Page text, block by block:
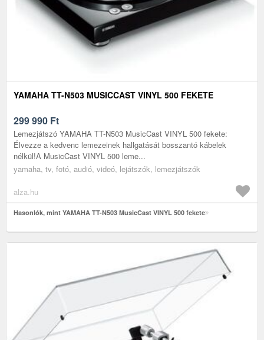
YAMAHA TT-N503 MUSICCAST VINYL 500 FEKETE
299 990 Ft
Lemezjátszó YAMAHA TT-N503 MusicCast VINYL 500 fekete:
Élvezze a kedvenc lemezeinek hallgatását bosszantó kábelek
nélkül!A MusicCast VINYL 500 leme...
yamaha, tv, fotó, audió, videó, lejátszók, lemezjátszók
alza.hu
Hasonlók, mint YAMAHA TT-N503 MusicCast VINYL 500 fekete